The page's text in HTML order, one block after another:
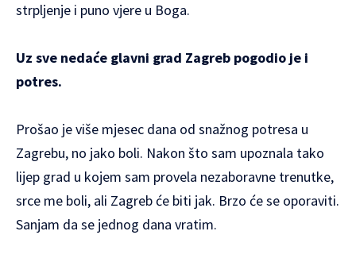
strpljenje i puno vjere u Boga.
Uz sve nedaće glavni grad Zagreb pogodio je i
potres.
Prošao je više mjesec dana od snažnog potresa u
Zagrebu, no jako boli. Nakon što sam upoznala tako
lijep grad u kojem sam provela nezaboravne trenutke,
srce me boli, ali Zagreb će biti jak. Brzo će se oporaviti.
Sanjam da se jednog dana vratim.